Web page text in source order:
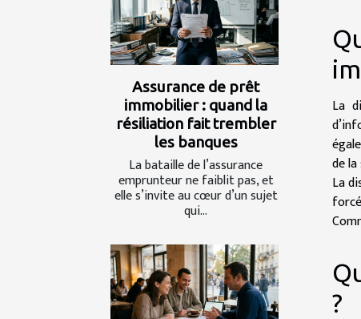
Assurance de prêt
immobilier : quand la
résiliation fait trembler
les banques
La bataille de l’assurance
emprunteur ne faiblit pas, et
elle s’invite au cœur d’un sujet
qui...
La
de
La
?